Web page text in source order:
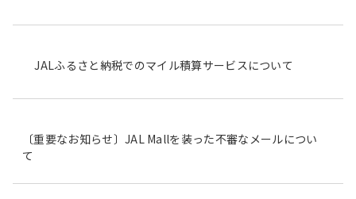
JALふるさと納税でのマイル積算サービスについて
〔重要なお知らせ〕JAL Mallを装った不審なメールについ
て